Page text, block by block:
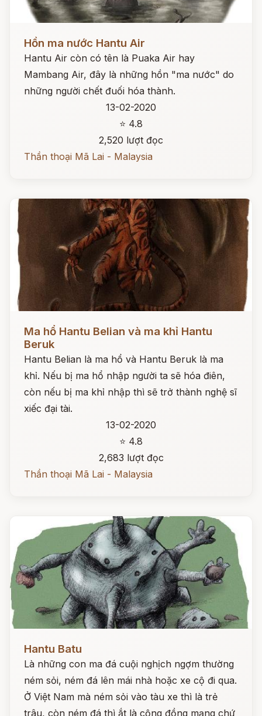
Đọc ngay
Hồn ma nước Hantu Air
Hantu Air còn có tên là Puaka Air hay
Mambang Air, đây là những hồn "ma nước" do
những người chết đuối hóa thành.
13-02-2020
⭐ 4.8
2,520 lượt đọc
Thần thoại Mã Lai - Malaysia
Ma hổ Hantu Belian và ma khỉ Hantu
Beruk
Hantu Belian là ma hổ và Hantu Beruk là ma
khỉ. Nếu bị ma hổ nhập người ta sẽ hóa điên,
còn nếu bị ma khỉ nhập thì sẽ trở thành nghệ sĩ
xiếc đại tài.
13-02-2020
⭐ 4.8
2,683 lượt đọc
Thần thoại Mã Lai - Malaysia
Hantu Batu
Là những con ma đá cuội nghịch ngợm thường
ném sỏi, ném đá lên mái nhà hoặc xe cộ đi qua.
Ở Việt Nam mà ném sỏi vào tàu xe thì là trẻ
trâu, còn ném đá thì ắt là cộng đồng mạng chứ